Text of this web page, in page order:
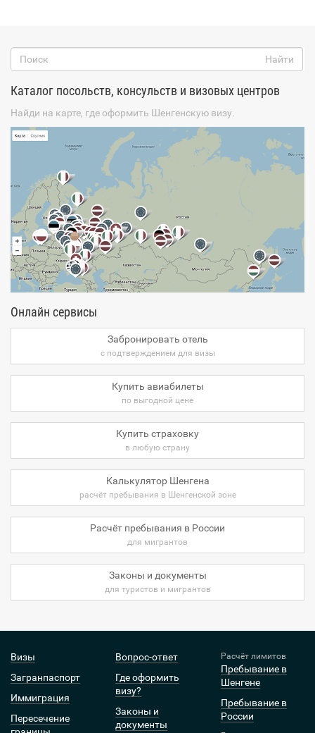
Каталог посольств, консульств и визовых центров
Найди на карте, где оформить Шенгенскую визу.
Онлайн сервисы
Забронировать отель
с подтверждением для визы
Купить авиабилеты
по выгодной цене
Купить страховку
в любую страну
Калькулятор Шенгена
расчёт пребывания в Шенгенской зоне
Расчёт пребывания в России
для мигрантов
Законы и документы
для туристов и мигрантов
Визы
Загранпаспорт
Иммиграция
Пересечение
Вопрос-ответ
Где оформить
визу?
Законы и
документы
Расчёт лимитов
Пребывание в
Шенгене
Пребывание в
России